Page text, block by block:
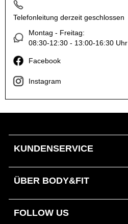
Telefonleitung derzeit geschlossen
Montag - Freitag:
08:30-12:30 - 13:00-16:30 Uhr
Facebook
Instagram
KUNDENSERVICE
ÜBER BODY&FIT
FOLLOW US